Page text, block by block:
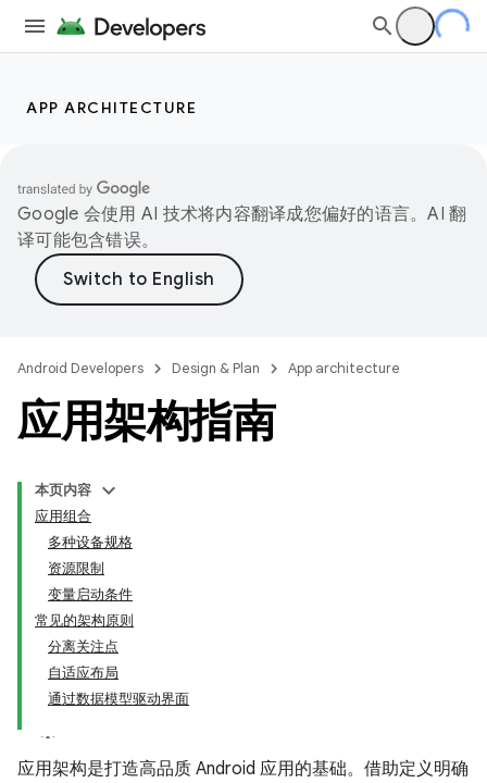
APP ARCHITECTURE
Google 会使用 AI 技术将内容翻译成您偏好的语言。AI 翻
译可能包含错误。
Android Developers Design & Plan App architecture
应用架构指南
本页内容
应用组合
多种设备规格
资源限制
变量启动条件
常见的架构原则
分离关注点
自适应布局
通过数据模型驱动界面
应用架构是打造高品质 Android 应用的基础。借助定义明确